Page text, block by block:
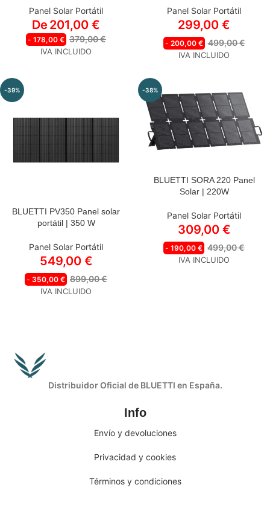
120 W
PV120S*2 Panel solar
portátil | 240 W
PV120S*3 Panel solar
portátil | 360 W
Panel Solar Portátil
De201,00€
- 178,00 € 379,00€
IVA INCLUIDO
Panel Solar Portátil
299,00 €
- 200,00 € 499,00€
IVA INCLUIDO
-39%
BLUETTI PV350 Panel solar
portátil | 350 W
Panel Solar Portátil
549,00 €
- 350,00 € 899,00€
IVA INCLUIDO
-38%
BLUETTI SORA 220 Panel
Solar | 220W
Panel Solar Portátil
309,00 €
- 190,00 € 499,00€
IVA INCLUIDO
Distribuidor Oficial de BLUETTI en España.
Info
Envío y devoluciones
Privacidad y cookies
Términos y condiciones